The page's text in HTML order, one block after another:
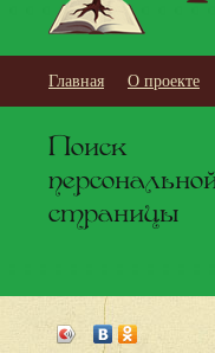
Главная О проекте
Поиск
страницы